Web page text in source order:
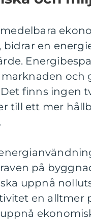
bidrar en
och
finns ingen
till ett mer
på
uppnå
en alltmer